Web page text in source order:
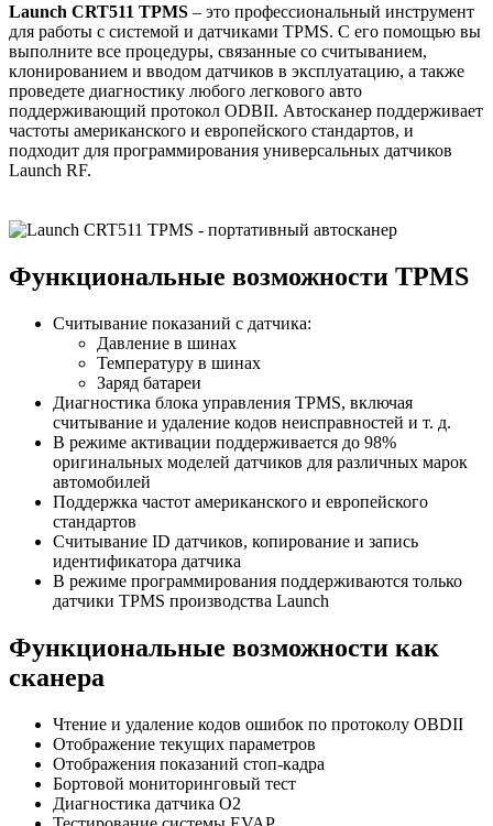
Launch CRT511 TPMS – это профессиональный инструмент
для работы с системой и датчиками TPMS. С его помощью вы
выполните все процедуры, связанные со считыванием,
клонированием и вводом датчиков в эксплуатацию, а также
проведете диагностику любого легкового авто
поддерживающий протокол ODBII. Автосканер поддерживает
частоты американского и европейского стандартов, и
подходит для программирования универсальных датчиков
Launch RF.
Функциональные возможности TPMS
Считывание показаний с датчика:
Давление в шинах
Температуру в шинах
Заряд батареи
Диагностика блока управления TPMS, включая
считывание и удаление кодов неисправностей и т. д.
В режиме активации поддерживается до 98%
оригинальных моделей датчиков для различных марок
автомобилей
Поддержка частот американского и европейского
стандартов
Считывание ID датчиков, копирование и запись
идентификатора датчика
В режиме программирования поддерживаются только
датчики TPMS производства Launch
Функциональные возможности как
сканера
Чтение и удаление кодов ошибок по протоколу OBDII
Отображение текущих параметров
Отображения показаний стоп-кадра
Бортовой мониторинговый тест
Диагностика датчика O2